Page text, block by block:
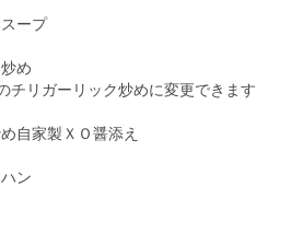
ープ
め
チリガーリック炒めに変更できます
自家製ＸＯ醤添え
ン